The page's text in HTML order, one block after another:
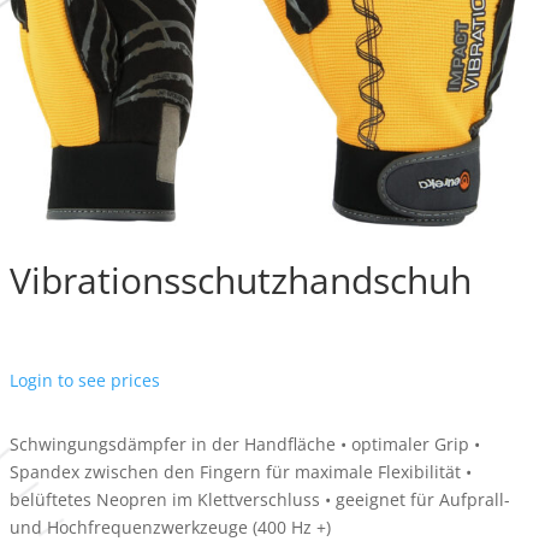
Vibrationsschutzhandschuh
Login to see prices
Schwingungsdämpfer in der Handfläche • optimaler Grip •
Spandex zwischen den Fingern für maximale Flexibilität •
belüftetes Neopren im Klettverschluss • geeignet für Aufprall-
und Hochfrequenzwerkzeuge (400 Hz +)